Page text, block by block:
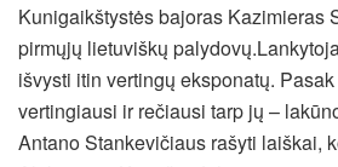
Kunigaikštystės bajoras Kazimieras
pirmųjų lietuviškų palydovų.
išvysti itin vertingų eksponatų.
vertingiausi ir rečiausi tarp jų –
Antano Stankevičiaus rašyti laiškai,